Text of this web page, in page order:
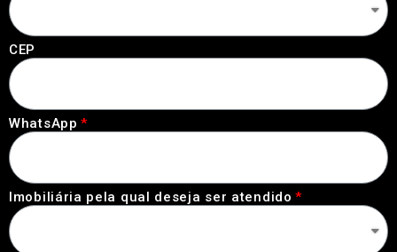
CEP
WhatsApp
Imobiliária pela qual deseja ser atendido